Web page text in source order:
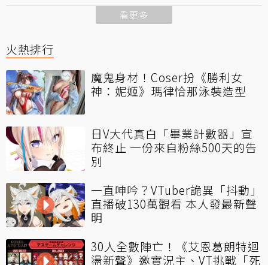
看更多
火熱排行
魔鬼身材！Coser扮《勝利女
神：妮姬》瑪律恰那泳裝造型
日V大代真白「畢業計數器」宣
布終止 一份來自粉絲500天的告
別
一直呻吟？VTuber詭異「抖動」
直播破130萬觀看 本人發最新聲
明
30人全數陣亡！《艾恩葛朗特迴
盪新聲》邀實況主、VT挑戰「死